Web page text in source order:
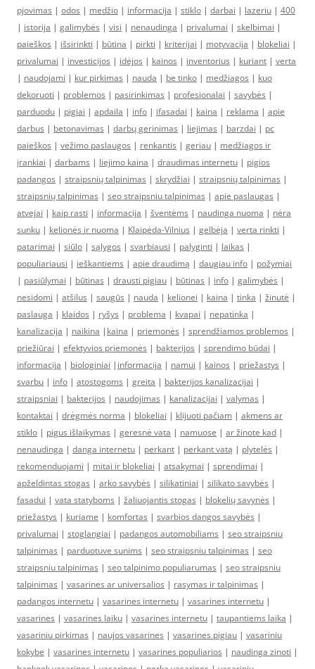
pjovimas | odos | medžio | informacija | stiklo | darbai | lazeriu | 400
| istorija | galimybės | visi | nenaudinga | privalumai | skelbimai |
paieškos | išsirinkti | būtina | pirkti | kriterijai | motyvacija | blokeliai |
privalumai | investicijos | idėjos | kainos | inventorius | kuriant | verta
| naudojami | kur pirkimas | nauda | be tinko | medžiagos | kuo
dekoruoti | problemos | pasirinkimas | profesionalai | savybės |
parduodu | pigiai | apdaila | info | ifasadai | kaina | reklama | apie
darbus | betonavimas | darbų gerinimas | liejimas | barzdai | pc
paieškos | vežimo paslaugos | renkantis | geriau | medžiagos ir
įrankiai | darbams | liejimo kaina | draudimas internetu | pigios
padangos | straipsnių talpinimas | skrydžiai | straipsnių talpinimas |
straipsnių talpinimas | seo straipsniu talpinimas | apie paslaugas |
atvejai | kaip rasti | informacija | šventėms | naudinga nuoma | nėra
sunku | kelionės ir nuoma | Klaipėda-Vilnius | gelbėja | verta rinkti |
patarimai | siūlo | sąlygos | svarbiausi | palyginti | laikas |
populiariausi | ieškantiems | apie draudimą | daugiau info | požymiai
| pasiūlymai | būtinas | drausti pigiau | būtinas | info | galimybės |
nesidomi | atšilus | saugūs | nauda | kelionei | kaina | tinka | žinutė |
paslauga | klaidos | ryšys | problema | kvapai | nepatinka |
kanalizacija | naikina | kaina | priemonės | sprendžiamos problemos |
priežiūrai | efektyvios priemonės | bakterijos | sprendimo būdai |
informacija | biologiniai | informacija | namui | kainos | priežastys |
svarbu | info | atostogoms | greita | bakterijos kanalizacijai |
straipsniai | bakterijos | naudojimas | kanalizacijai | valymas |
kontaktai | drėgmės norma | blokeliai | klijuoti pačiam | akmens ar
stiklo | pigus išlaikymas | geresnė vata | namuose | ar žinote kad |
nenaudinga | danga internetu | perkant | perkant vatą | plytelės |
rekomenduojami | mitai ir blokeliai | atsakymai | sprendimai |
apželdintas stogas | arko savybės | silikatiniai | silikato savybės |
fasadui | vata statyboms | žaliuojantis stogas | blokelių savynės |
priežastys | kuriame | komfortas | svarbios dangos savybės |
privalumai | stoglangiai | padangos automobiliams | seo straipsniu
talpinimas | parduotuve sunims | seo straipsniu talpinimas | seo
straipsniu talpinimas | seo talpinimo populiarumas | seo straipsniu
talpinimas | vasarines ar universalios | rasymas ir talpinimas |
padangos internetu | vasarines internetu | vasarines internetu |
vasarines | vasarines laiku | vasarines internetu | taupantiems laika |
vasariniu pirkimas | naujos vasarines | vasarines pigiau | vasariniu
kokybe | vasarines internetu | vasarines populiarios | naudinga zinoti |